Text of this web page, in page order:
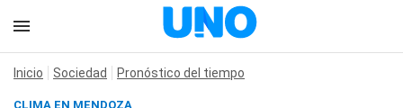
Inicio Sociedad Pronóstico del tiempo
CLIMA EN MENDOZA